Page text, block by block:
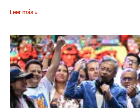
Leer más »